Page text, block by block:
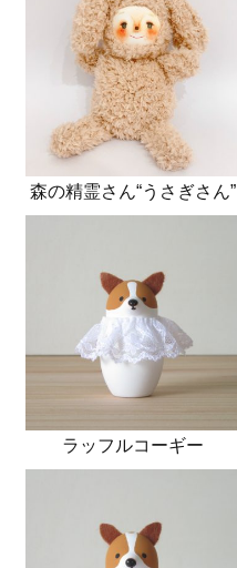
森の精霊さん“うさぎさん”
ラッフルコーギー